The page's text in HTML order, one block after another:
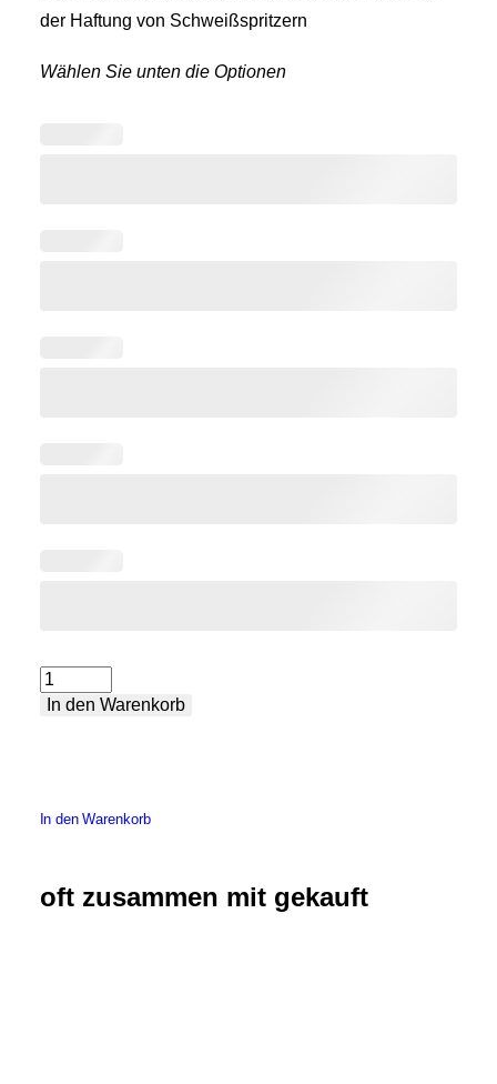
der Haftung von Schweißspritzern
Wählen Sie unten die Optionen
Schweißtisch
klein
In den Warenkorb
In den Warenkorb
oft zusammen mit gekauft